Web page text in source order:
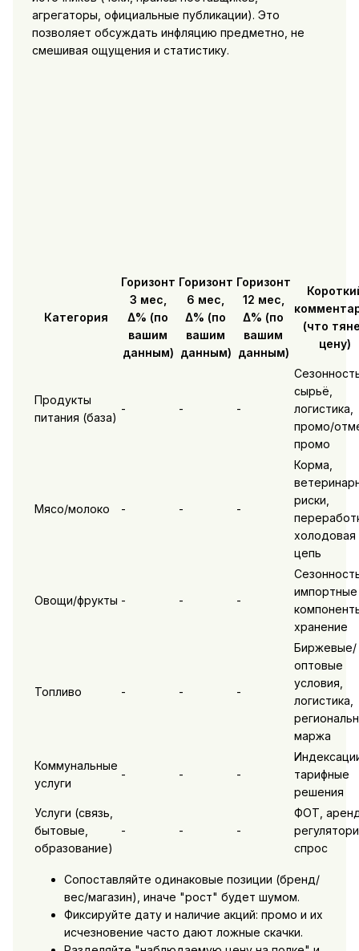
агрегаторы, официальные публикации). Это
позволяет обсуждать инфляцию предметно, не
смешивая ощущения и статистику.
Категория
Горизонт
3 мес,
Δ% (по
вашим
данным)
Горизонт
6 мес,
Δ% (по
вашим
данным)
Горизонт
12 мес,
Δ% (по
вашим
данным)
(что
цену)
Продукты
питания (база)
- - -
сырьё,
логистика,
промо/
промо
Мясо/молоко - - -
Корма,
риски,
холодовая
цепь
Овощи/фрукты - - -
импортные
хранение
Топливо - - -
Биржевые/
оптовые
условия,
логистика,
маржа
Коммунальные
услуги
- - -
тарифные
решения
Услуги (связь,
бытовые,
образование)
- - -
ФОТ,
спрос
Сопоставляйте одинаковые позиции (бренд/
вес/магазин), иначе "рост" будет шумом.
Фиксируйте дату и наличие акций: промо и их
исчезновение часто дают ложные скачки.